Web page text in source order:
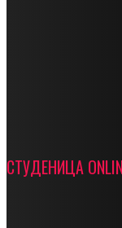
СТУДЕНИЦА